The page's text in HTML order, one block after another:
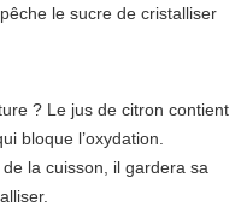
le sucre de cristalliser
? Le jus de citron contient
bloque l’oxydation.
la cuisson, il gardera sa